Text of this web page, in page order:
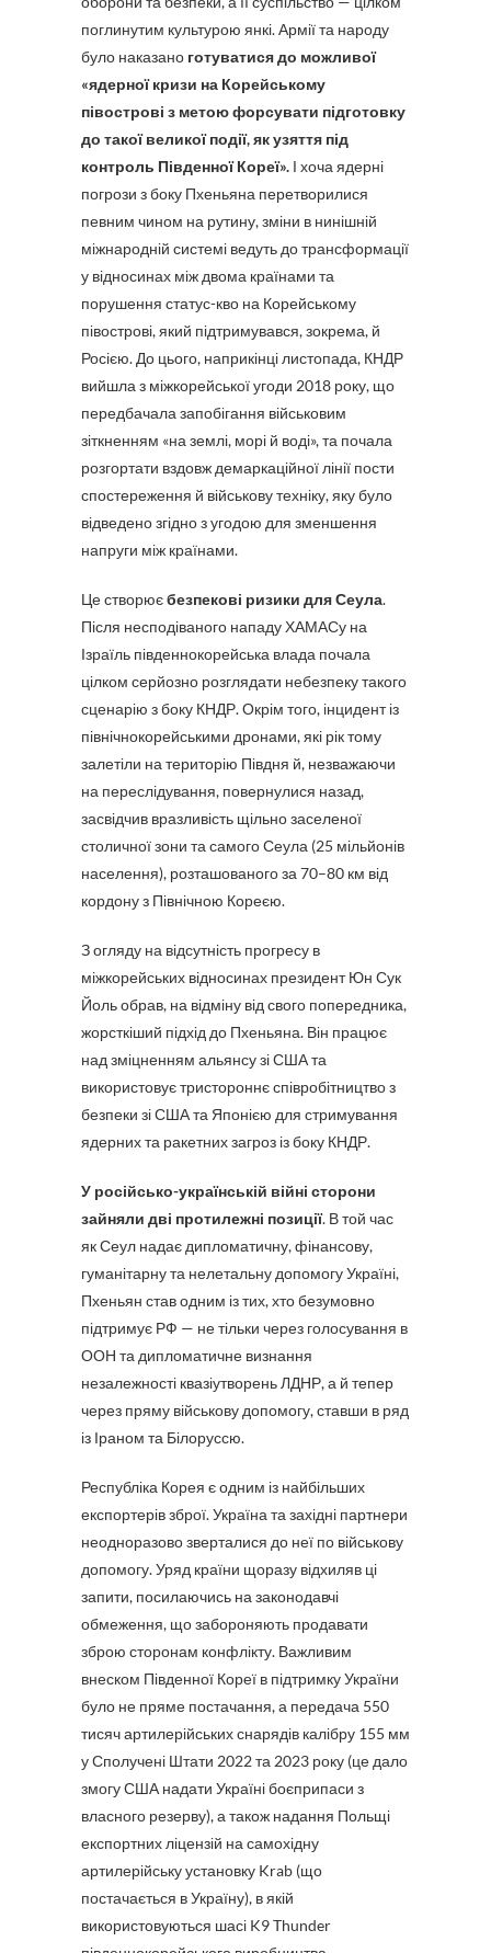
поглинутим культурою янкі. Армії та народу
було наказано готуватися до можливої
«ядерної кризи на Корейському
півострові з метою форсувати підготовку
до такої великої події, як узяття під
контроль Південної Кореї». І хоча ядерні
погрози з боку Пхеньяна перетворилися
певним чином на рутину, зміни в нинішній
міжнародній системі ведуть до трансформації
у відносинах між двома країнами та
порушення статус-кво на Корейському
півострові, який підтримувався, зокрема, й
Росією. До цього, наприкінці листопада, КНДР
вийшла з міжкорейської угоди 2018 року, що
передбачала запобігання військовим
зіткненням «на землі, морі й воді», та почала
розгортати вздовж демаркаційної лінії пости
спостереження й військову техніку, яку було
відведено згідно з угодою для зменшення
напруги між країнами.
Це створюєбезпекові ризики для Сеула.
Після несподіваного нападу ХАМАСу на
Ізраїль південнокорейська влада почала
цілком серйозно розглядати небезпеку такого
сценарію з боку КНДР. Окрім того, інцидент із
північнокорейськими дронами, які рік тому
залетіли на територію Півдня й, незважаючи
на переслідування, повернулися назад,
засвідчив вразливість щільно заселеної
столичної зони та самого Сеула (25 мільйонів
населення), розташованого за 70–80 км від
кордону з Північною Кореєю.
З огляду на відсутність прогресу в
міжкорейських відносинах президент Юн Сук
Йоль обрав, на відміну від свого попередника,
жорсткіший підхід до Пхеньяна. Він працює
над зміцненням альянсу зі США та
використовує тристороннє співробітництво з
безпеки зі США та Японією для стримування
ядерних та ракетних загроз із боку КНДР.
У російсько-українській війні сторони
зайняли дві протилежні позиції. В той час
як Сеул надає дипломатичну, фінансову,
гуманітарну та нелетальну допомогу Україні,
Пхеньян став одним із тих, хто безумовно
підтримує РФ — не тільки через голосування в
ООН та дипломатичне визнання
незалежності квазіутворень ЛДНР, а й тепер
через пряму військову допомогу, ставши в ряд
із Іраном та Білоруссю.
Республіка Корея є одним із найбільших
експортерів зброї. Україна та західні партнери
неодноразово зверталися до неї по військову
допомогу. Уряд країни щоразу відхиляв ці
запити, посилаючись на законодавчі
обмеження, що забороняють продавати
зброю сторонам конфлікту. Важливим
внеском Південної Кореї в підтримку України
було не пряме постачання, а передача 550
тисяч артилерійських снарядів калібру 155 мм
у Сполучені Штати 2022 та 2023 року (це дало
змогу США надати Україні боєприпаси з
власного резерву), а також надання Польщі
експортних ліцензій на самохідну
артилерійську установку Krab (що
постачається в Україну), в якій
використовуються шасі K9 Thunder